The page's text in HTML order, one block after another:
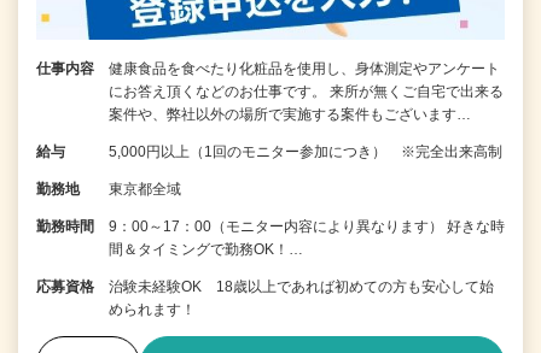
仕事内容
健康食品を食べたり化粧品を使用し、身体測定やアンケート
にお答え頂くなどのお仕事です。 来所が無くご自宅で出来る
案件や、弊社以外の場所で実施する案件もございます…
給与 5,000円以上（1回のモニター参加につき） ※完全出来高制
勤務地 東京都全域
勤務時間
9：00～17：00（モニター内容により異なります） 好きな時
間＆タイミングで勤務OK！…
応募資格
治験未経験OK 18歳以上であれば初めての方も安心して始
められます！